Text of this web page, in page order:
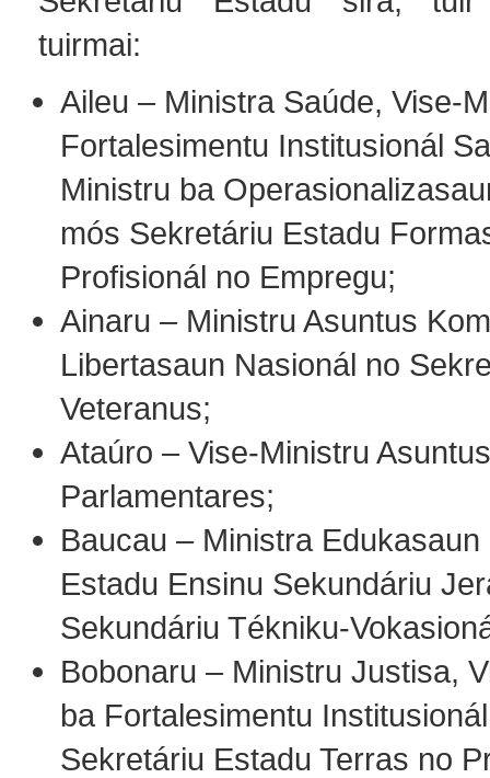
tuirmai:
Aileu – Ministra Saúde, Vise-
Fortalesimentu Institusionál
Ministru ba
mós Sekretáriu Estadu
Profisionál no Empregu;
Ainaru – Ministru Asuntus
Libertasaun Nasionál no
Veteranus;
Ataúro – Vise-Ministru Asuntus
Parlamentares;
Baucau – Ministra
Estadu Ensinu Sekundáriu
Sekundáriu Tékniku-
Bobonaru – Ministru Justisa,
ba Fortalesimentu
Sekretáriu Estadu Terras no